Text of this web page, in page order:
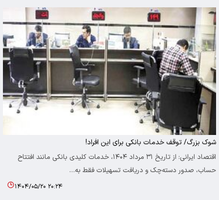
شوک بزرگ/ توقف خدمات بانکی برای این افراد!
اقتصاد ایرانی: از تاریخ ۳۱ مرداد ۱۴۰۴، خدمات کلیدی بانکی مانند افتتاح
حساب، صدور دسته‌چک و دریافت تسهیلات فقط به…
۱۴۰۴/۰۵/۲۰ ۲۰:۲۴